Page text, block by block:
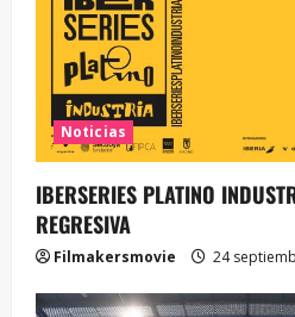
Noticias
IBERSERIES PLATINO
REGRESIVA
Filmakersmovie 24